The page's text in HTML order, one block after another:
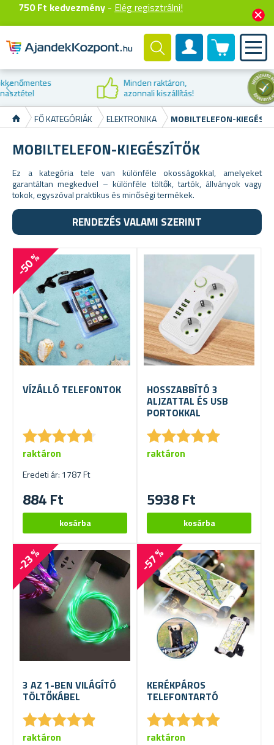
750 Ft kedvezmény - Elég regisztrálni!
Felhasználók fiók
0 termék
első vásárláskor
FŐ KATEGÓRIÁK ELEKTRONIKA MOBILTELEFON-
MOBILTELEFON-KIEGÉSZÍTŐK
Ez a kategória tele van különféle okosságokkal, amelyeket
garantáltan megkedvel – különféle töltők, tartók, állványok vagy
tokok, egyszóval praktikus és minőségi termékek.
RENDEZÉS VALAMI SZERINT
-50 %
VÍZÁLLÓ TELEFONTOK
★★★★★
★★★★★
Eredeti ár: 1787 Ft
884 Ft
raktáron
HOSSZABBÍTÓ 3
ALJZATTAL ÉS USB
PORTOKKAL
★★★★★
★★★★★
5938 Ft
raktáron
-23 %
3 AZ 1-BEN VILÁGÍTÓ
TÖLTŐKÁBEL
★★★★★
★★★★★
raktáron
-57 %
KERÉKPÁROS
TELEFONTARTÓ
★★★★★
★★★★★
raktáron